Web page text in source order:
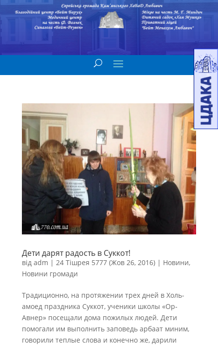
Дети дарят радость в Суккот!
від adm | 24 Тішрея 5777 (Жов 26, 2016)| Новини,
Новини громади
Традиционно, на протяжении трех дней в Холь-
амоед праздника Суккот, ученики школы «Ор-
Авнер» посещали дома пожилых людей. Дети
помогали им выполнить заповедь арбаат миним,
говорили теплые слова и конечно же, дарили